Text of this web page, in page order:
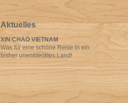
Aktuelles
XIN CHAO VIETNAM
Was für eine schöne Reise in ein
bisher unentdecktes Land!